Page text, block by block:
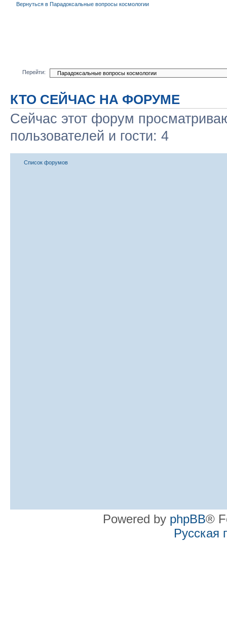
Вернуться в Парадоксальные вопросы космологии
Перейти:
КТО СЕЙЧАС НА ФОРУМЕ
Сейчас этот форум
пользователей и гости: 4
Список форумов
Powered by phpBB®
Русская